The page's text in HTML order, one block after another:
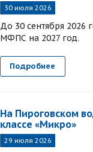
30 июля 2026
До 30 сентября 2026
МФПС на 2027 год.
Подробнее
На Пироговском
классе «Микро»
29 июля 2026